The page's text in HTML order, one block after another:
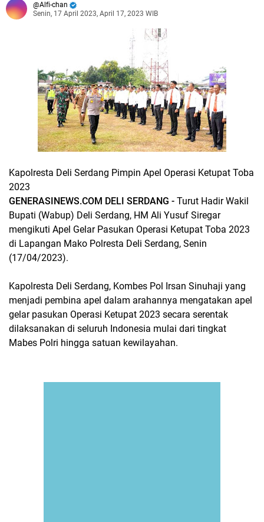
Alfi-chan
Senin, 17 April 2023, April 17, 2023 WIB
Kapolresta Deli Serdang Pimpin Apel Operasi Ketupat Toba
2023
GENERASINEWS.COM DELI SERDANG - Turut Hadir Wakil
Bupati (Wabup) Deli Serdang, HM Ali Yusuf Siregar
mengikuti Apel Gelar Pasukan Operasi Ketupat Toba 2023
di Lapangan Mako Polresta Deli Serdang, Senin
(17/04/2023).
Kapolresta Deli Serdang, Kombes Pol Irsan Sinuhaji yang
menjadi pembina apel dalam arahannya mengatakan apel
gelar pasukan Operasi Ketupat 2023 secara serentak
dilaksanakan di seluruh Indonesia mulai dari tingkat
Mabes Polri hingga satuan kewilayahan.